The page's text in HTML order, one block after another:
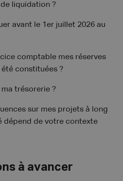
liquidation ?
avant le 1er juillet 2026 au
comptable mes réserves
constituées ?
ma trésorerie ?
sur mes projets à long
dépend de votre contexte
à avancer